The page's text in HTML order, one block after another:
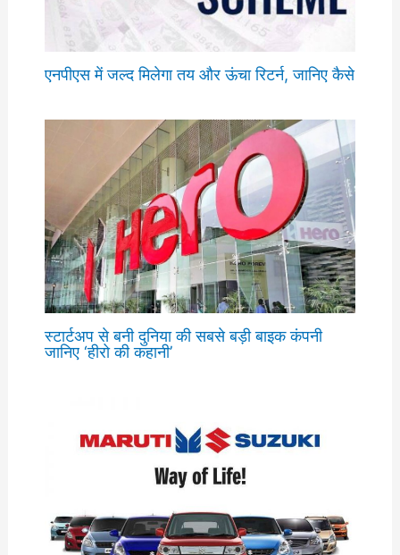
एनपीएस में जल्द मिलेगा तय और ऊंचा रिटर्न, जानिए कैसे
स्टार्टअप से बनी दुनिया की सबसे बड़ी बाइक कंपनी
जानिए ‘हीरो की कहानी’